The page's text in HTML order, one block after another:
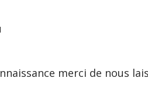
merci de nous